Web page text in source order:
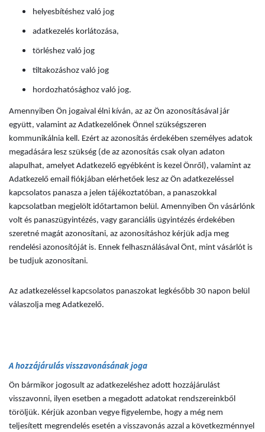
helyesbítéshez való jog
adatkezelés korlátozása,
törléshez való jog
tiltakozáshoz való jog
hordozhatósághoz való jog.
Amennyiben Ön jogaival élni kíván, az az Ön azonosításával jár
együtt, valamint az Adatkezelőnek Önnel szükségszeren
kommunikálnia kell. Ezért az azonosítás érdekében személyes adatok
megadására lesz szükség (de az azonosítás csak olyan adaton
alapulhat, amelyet Adatkezelő egyébként is kezel Önről), valamint az
Adatkezelő email fiókjában elérhetőek lesz az Ön adatkezeléssel
kapcsolatos panasza a jelen tájékoztatóban, a panaszokkal
kapcsolatban megjelölt időtartamon belül. Amennyiben Ön vásárlónk
volt és panaszügyintézés, vagy garanciális ügyintézés érdekében
szeretné magát azonosítani, az azonosításhoz kérjük adja meg
rendelési azonosítóját is. Ennek felhasználásával Önt, mint vásárlót is
be tudjuk azonosítani.
Az adatkezeléssel kapcsolatos panaszokat legkésőbb 30 napon belül
válaszolja meg Adatkezelő.
A hozzájárulás visszavonásának joga
Ön bármikor jogosult az adatkezeléshez adott hozzájárulást
visszavonni, ilyen esetben a megadott adatokat rendszereinkből
töröljük. Kérjük azonban vegye figyelembe, hogy a még nem
teljesített megrendelés esetén a visszavonás azzal a következménnyel